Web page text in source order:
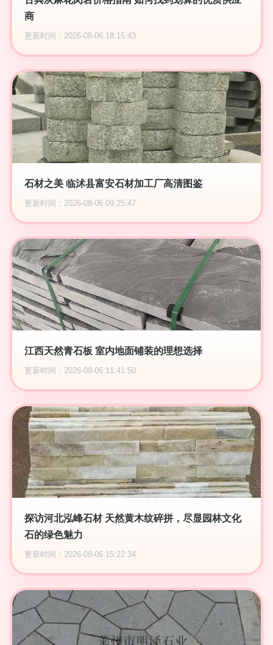
商
更新时间：2026-08-06 18:15:43
石材之美 临沭县富安石材加工厂高清图鉴
更新时间：2026-08-06 09:25:47
江西天然青石板 室内地面铺装的理想选择
更新时间：2026-08-06 11:41:50
探访河北泓峰石材 天然黄木纹碎拼，尽显园林文化
石的绿色魅力
更新时间：2026-08-06 15:22:34